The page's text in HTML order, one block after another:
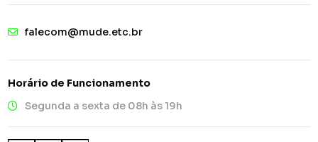
falecom@mude.etc.br
Horário de Funcionamento
Segunda a sexta de 08h às 19h